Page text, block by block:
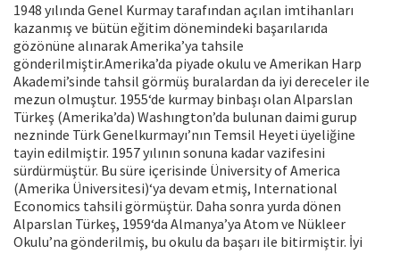
1948 yılında Genel Kurmay tarafından açılan imtihanları
kazanmış ve bütün eğitim dönemindeki başarılarıda
gözönüne alınarak Amerika’ya tahsile
gönderilmiştir.Amerika’da piyade okulu ve Amerikan Harp
Akademi’sinde tahsil görmüş buralardan da iyi dereceler ile
mezun olmuştur. 1955‘de kurmay binbaşı olan Alparslan
Türkeş (Amerika’da) Washıngton’da bulunan daimi gurup
nezninde Türk Genelkurmayı’nın Temsil Heyeti üyeliğine
tayin edilmiştir. 1957 yılının sonuna kadar vazifesini
sürdürmüştür. Bu süre içerisinde Üniversity of America
(Amerika Üniversitesi)‘ya devam etmiş, International
Economics tahsili görmüştür. Daha sonra yurda dönen
Alparslan Türkeş, 1959‘da Almanya’ya Atom ve Nükleer
Okulu’na gönderilmiş, bu okulu da başarı ile bitirmiştir. İyi